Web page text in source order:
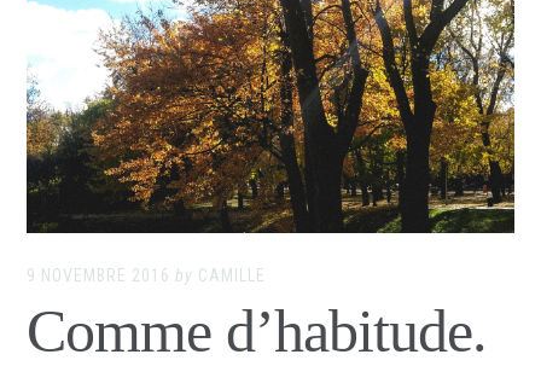
9 NOVEMBRE 2016 by CAMILLE
Comme d’habitude.